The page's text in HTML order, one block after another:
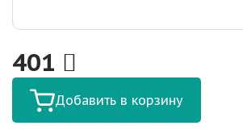
401
Добавить в корзину